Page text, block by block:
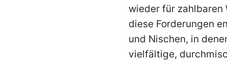
wieder für zahlbaren
diese Forderungen
und Nischen, in
vielfältige,